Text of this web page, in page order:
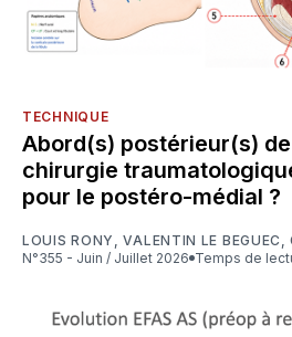
TECHNIQUE
Abord(s) postérieur(s)
chirurgie
pour le postéro-médial ?
LOUIS RONY ,VALENTIN LE BEGUEC ,
N°355 - Juin / Juillet 2026
Temps de